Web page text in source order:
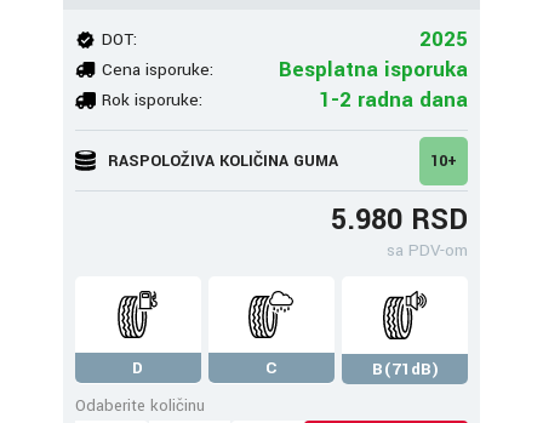
DOT: 2025
Cena isporuke: Besplatna isporuka
Rok isporuke: 1-2 radna dana
RASPOLOŽIVA KOLIČINA GUMA 10+
5.980 RSD
sa PDV-om
D C
B(71dB)
Odaberite količinu